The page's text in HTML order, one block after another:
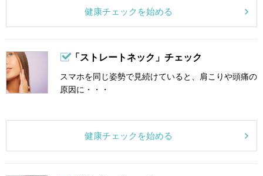
健康チェックを始める
「ストレートネック」チェック
スマホを同じ姿勢で見続けていると、肩こりや頭痛の
原因に・・・
健康チェックを始める